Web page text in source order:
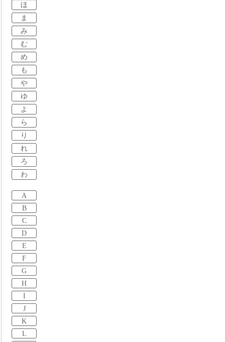
ほ
ま
み
む
め
も
や
ゆ
よ
ら
り
れ
ろ
わ
A
B
C
D
E
F
G
H
I
J
K
L